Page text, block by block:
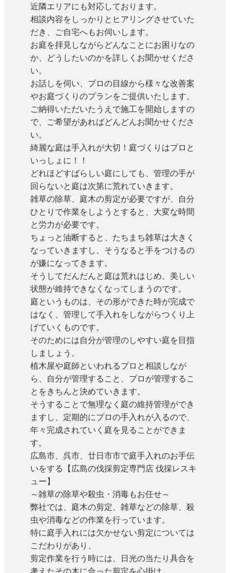
近隣エリアにも対応しております。
相談内容をしっかりとヒアリングさせていた
だき、ご自宅へもお伺いします。
お庭を拝見しながらどんなことにお困りなの
か、どうしたいのかを詳しくお聞かせくださ
い。
お話しを伺い、プロの目線から様々な改善案
やお庭づくりのプランをご提供いたします。
ご納得いただいたうえで施工を開始しますの
で、ご希望があればどんどんお聞かせくださ
い。
綺麗な庭は手入れが大切！庭づくりはプロと
いっしょに！！
どれほどすばらしい庭にしても、管理の手が
回らないと庭は次第に荒れていきます。
雑草の除草、庭木の剪定が必要ですが、自分
ひとりで作業をしようとすると、大変な時間
と労力が必要です。
ちょっと油断すると、たちまち雑草は大きく
なっていきますし、そうなると手をつけるの
が嫌になってきます。
そうしてだんだんと庭は荒れはじめ、美しい
状態が維持できなくなってしまうのです。
庭というものは、その形ができた時が完成で
はなく、管理して手入れをしながらつくり上
げていくものです。
そのためには自分が管理のしやすい庭を目指
しましょう。
植木屋や庭師といわれるプロと相談しなが
ら、自分が管理すること、プロが管理するこ
とをきちんと決めていきます。
そうすることで無理なく庭の維持管理ができ
ますし、定期的にプロの手入れが入るので、
年々完成されていく庭を見ることができま
す。
広島市、呉市、廿日市市で庭手入れのお手伝
いをする【広島の伐採剪定専門店 伐採レスキ
ュー】
～雑草の除草や殺虫・消毒もお任せ～
弊社では、庭木の剪定、雑草などの除草、殺
虫や消毒などの作業を行っています。
特に庭手入れには欠かせない剪定については
こだわりがあり、
剪定作業を行う時には、日光の当たり具合を